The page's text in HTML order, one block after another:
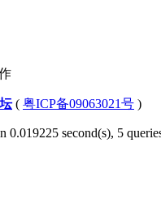
( 粤ICP备09063021号 )
0.019225 second(s), 5